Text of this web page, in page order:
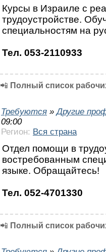
Курсы в Израиле с
трудоустройстве.
специальностям на
Тел. 053-2110933
📲 Полный список
Требуются »Другие
09:00
Регион: Вся страна
Отдел помощи в
востребованным
языке. Обращайтесь!
Тел. 052-4701330
📲 Полный список